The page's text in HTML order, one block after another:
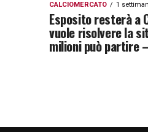
CALCIOMERCATO 1
Esposito resterà a
vuole risolvere la
milioni può partire